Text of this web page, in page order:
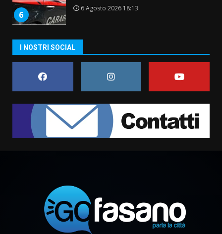
6
6 Agosto 2026 18:13
Carta d’identità: continua il piano
di aperture straordinarie del
Comune di Fasano
6 Agosto 2026 14:16
La Banda Città di Fasano apre
ufficialmente la Festa di
Savelletri
8 Agosto 2026 11:00
8 Agosto 2026 07:30
Politiche Giovanili e Mobilità
Sostenibile: premiati gli studenti
I NOSTRI SOCIAL